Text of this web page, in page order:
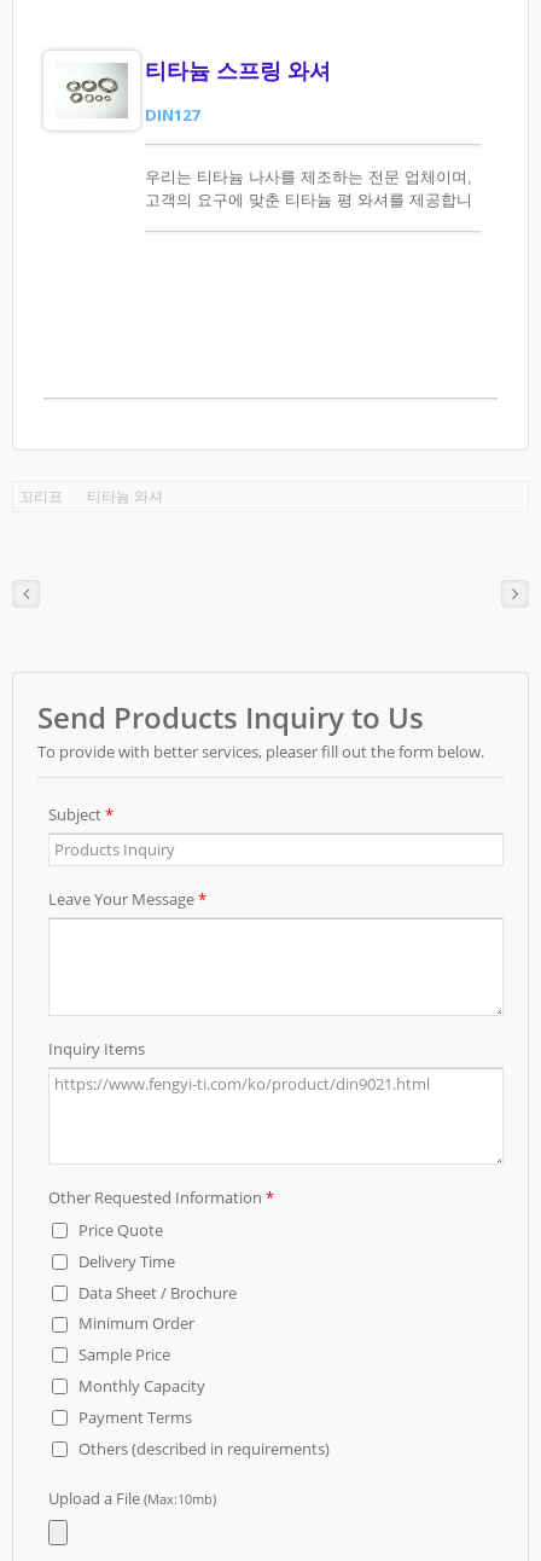
티타늄 스프링 와셔
DIN127
우리는 티타늄 나사를 제조하는 전문 업체이며,
고객의 요구에 맞춘 티타늄 평 와셔를 제공합니
꼬리표 티타늄 와셔